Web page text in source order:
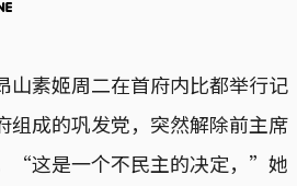
山素姬周二在首府内比都举行记
组成的巩发党，突然解除前主席
“这是一个不民主的决定，”她